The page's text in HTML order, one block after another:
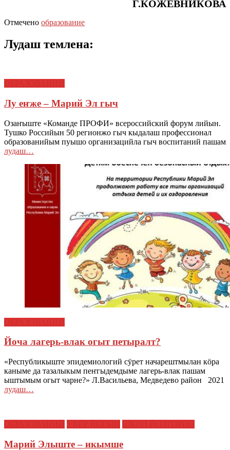
Г.КОЖЕВНИКОВА
Отмечено образование
Лудаш темлена:
Лу еҥже – Марий Эл гыч
Озаҥыште «Команде ПРОФИ» всероссийский форум лийын.
Тушко Российын 50 регионжо гыч кыдалаш профессионал
образованийым пуышо организацийла гыч воспитаний пашам
лудаш…
Йоча лагерь-влак огыт петыралт?
«Республикыште эпидемиологий сӱрет начарештмылан кӧра
каныме да тазалыкым пеҥгыдемдыме лагерь-влак пашам
ыштымым огыт чарне?» Л.Васильева, Медведево район 2021
лудаш…
Марий Элыште – икымше